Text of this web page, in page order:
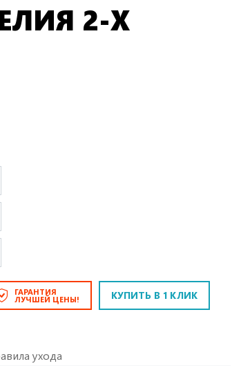
2-Х
ГАРАНТИЯ
ЛУЧШЕЙ ЦЕНЫ! КУПИТЬ В 1 КЛИК
ухода